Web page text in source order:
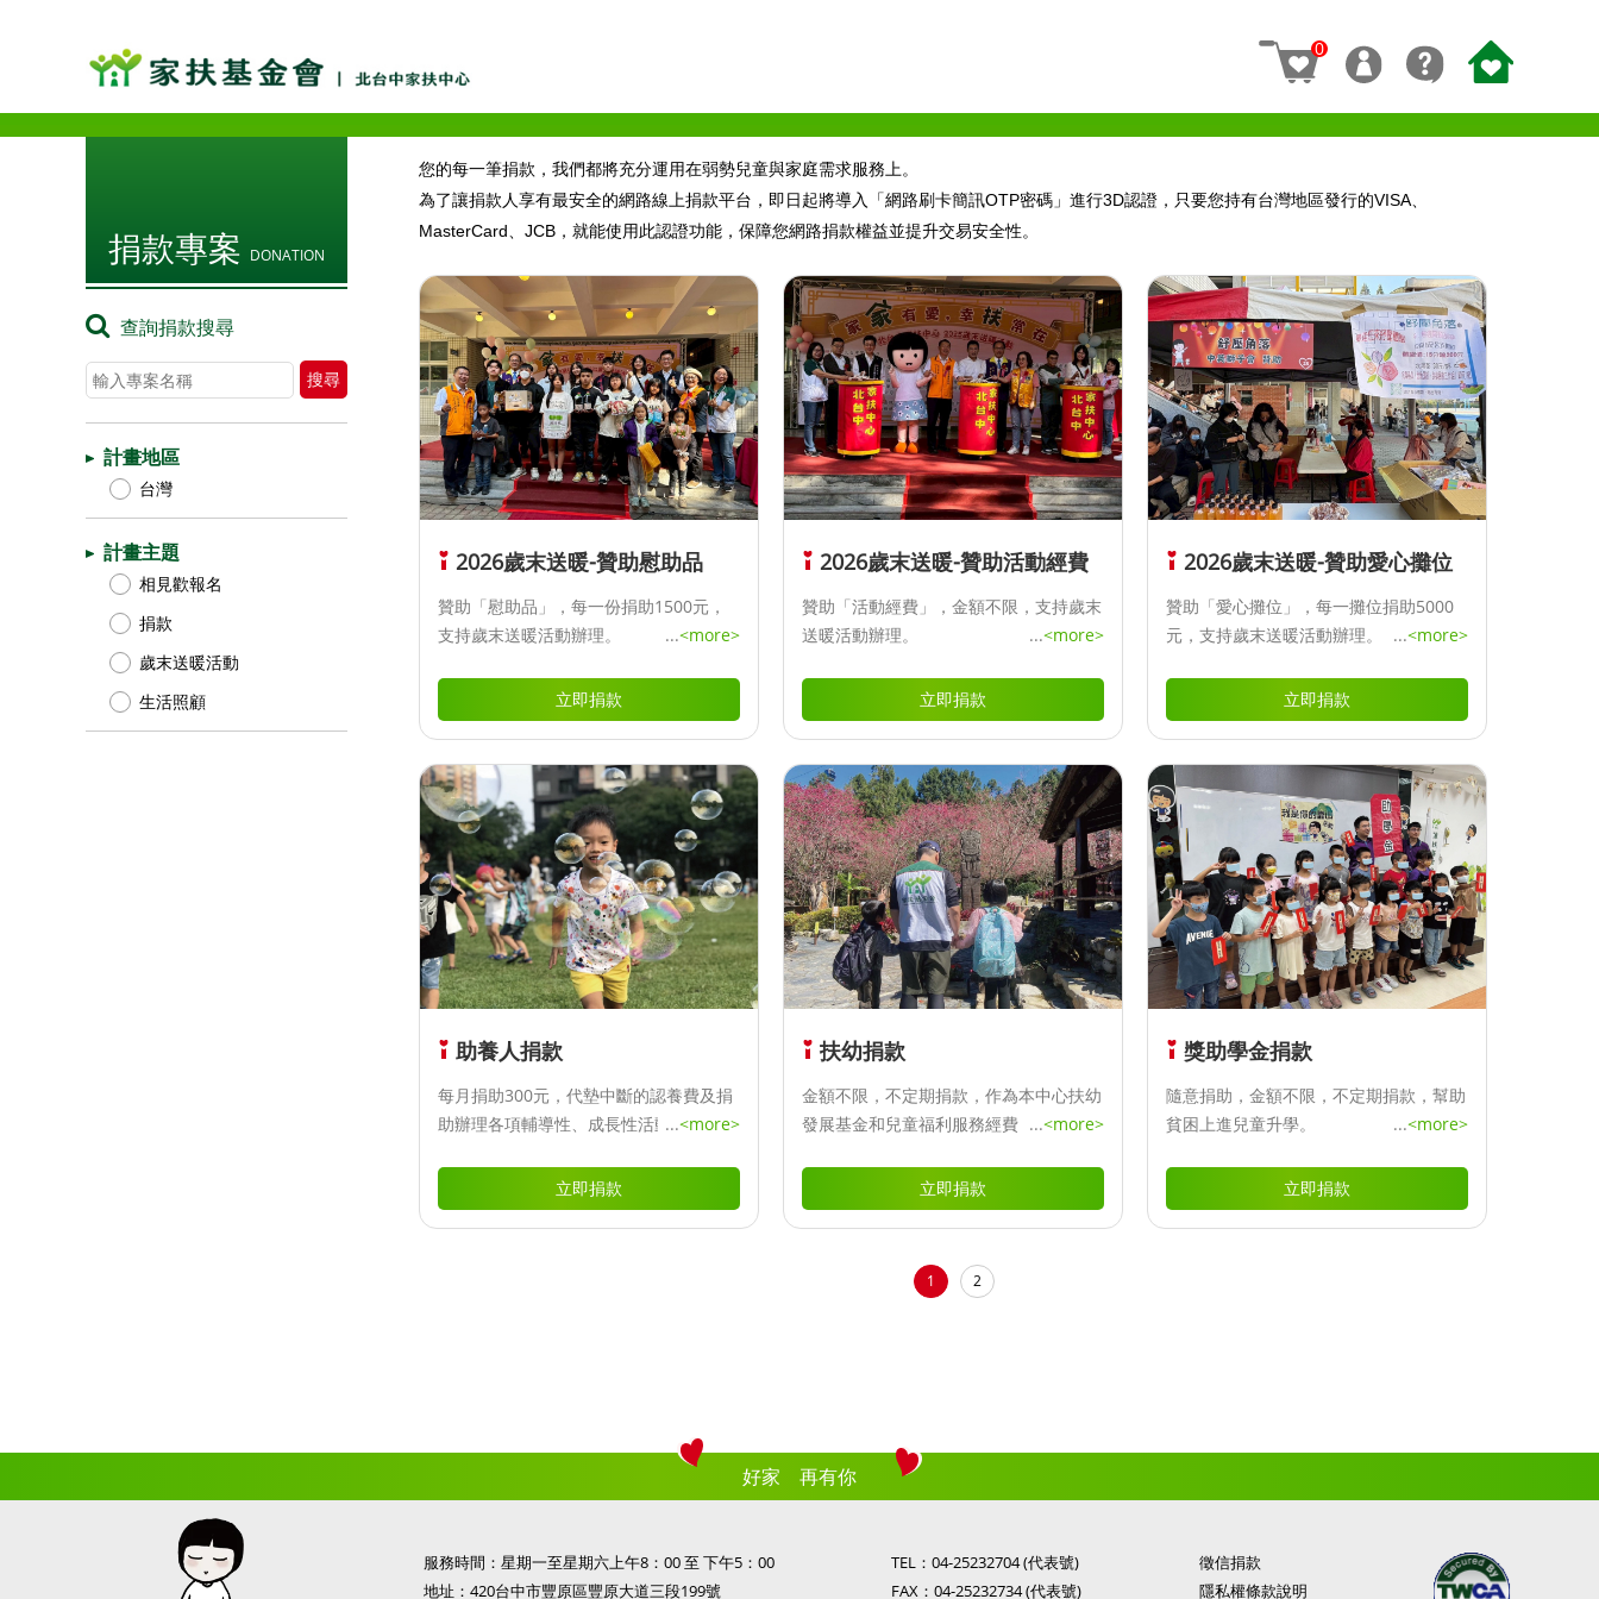
0
捐款專案 DONATION
查詢捐款搜尋
計畫地區
台灣
計畫主題
相見歡報名
捐款
歲末送暖活動
生活照顧
您的每一筆捐款，我們都將充分運用在弱勢兒童與家庭需求服務上。
為了讓捐款人享有最安全的網路線上捐款平台，即日起將導入「網路刷卡簡訊OTP密碼」進行3D認證，只要您持有台灣地區發行的VISA、
MasterCard、JCB，就能使用此認證功能，保障您網路捐款權益並提升交易安全性。
2026歲末送暖-贊助慰助品
贊助「慰助品」，每一份捐助1500元，
支持歲末送暖活動辦理。
...<more>
立即捐款
2026歲末送暖-贊助活動經費
贊助「活動經費」，金額不限，支持歲末
送暖活動辦理。
...<more>
立即捐款
2026歲末送暖-贊助愛心攤位
贊助「愛心攤位」，每一攤位捐助5000
元，支持歲末送暖活動辦理。
...<more>
立即捐款
助養人捐款
每月捐助300元，代墊中斷的認養費及捐
助辦理各項輔導性、成長性活動。
...<more>
立即捐款
扶幼捐款
金額不限，不定期捐款，作為本中心扶幼
發展基金和兒童福利服務經費 ...<more>
立即捐款
獎助學金捐款
隨意捐助，金額不限，不定期捐款，幫助
貧困上進兒童升學。
...<more>
立即捐款
1 2
好家 再有你
服務時間：星期一至星期六上午8：00 至 下午5：00
地址：420台中市豐原區豐原大道三段199號
TEL： 04-25232704(代表號)
FAX：04-25232734 (代表號)
徵信捐款
隱私權條款說明